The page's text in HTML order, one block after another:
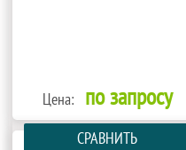
Цена: по запросу
СРАВНИТЬ